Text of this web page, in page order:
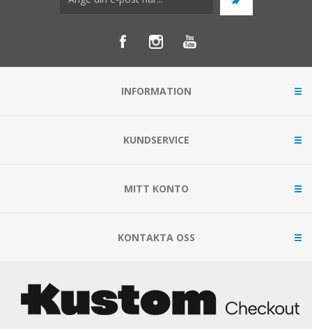
INFORMATION
KUNDSERVICE
MITT KONTO
KONTAKTA OSS